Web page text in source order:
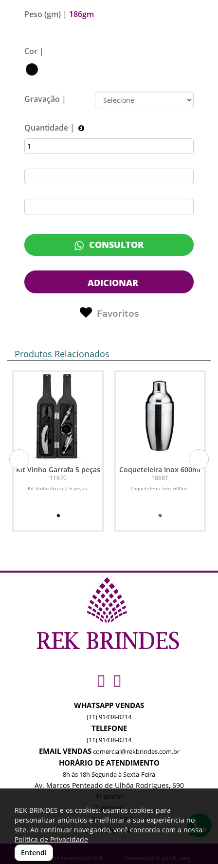
Peso (gm) | 186gm
Cor |
Gravação |
Quantidade |
CONSULTOR
ADICIONAR
Favoritos
Produtos Relacionados
Kit Vinho Garrafa 5 peças
11870
Kit Vinho Garrafa 5 peças.
Coqueteleira Inox 600ml
18681
Coqueteleira Inox 600ml.
WHATSAPP VENDAS
(11) 91438-0214
TELEFONE
(11) 91438-0214
EMAIL VENDAScomercial@rekbrindes.com.br
HORÁRIO DE ATENDIMENTO
8h às 18h Segunda à Sexta-Feira
Av. Marcos Penteado de Ulhôa Rodrigues, 690
1º andar
Tamboré
Barueri -SP
CEP: 06460-040
Todos os direitos reservados REK
Desenvolvido por A. Jung
REK BRINDES e os cookies: usamos cookies para
personalizar anúncios e melhorar a sua experiência no
site. Ao continuar navegando, você concorda com a nossa
Política de Privacidade
Entendi